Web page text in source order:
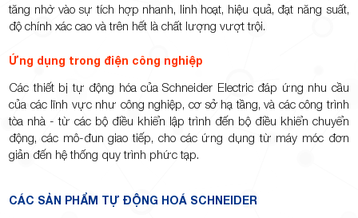
tăng nhờ vào sự tích hợp nhanh, linh hoạt, hiệu quả, đạt năng suất,
độ chính xác cao và trên hết là chất lượng vượt trội.
Ứng dụng trong điện công nghiệp
Các thiết bị tự động hóa của Schneider Electric đáp ứng nhu cầu
của các lĩnh vực như công nghiệp, cơ sở hạ tầng, và các công trình
tòa nhà - từ các bộ điều khiển lập trình đến bộ điều khiển chuyển
động, các mô-đun giao tiếp, cho các ứng dụng từ máy móc đơn
giản đến hệ thống quy trình phức tạp.
CÁC SẢN PHẨM TỰ ĐỘNG HOÁ SCHNEIDER